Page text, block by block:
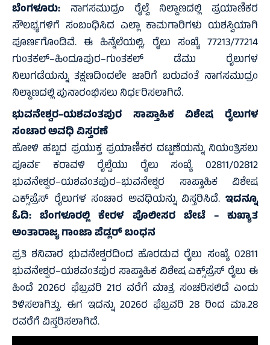
ಬೆಂಗಳೂರು: ನಾಗಸಮುದ್ರಂ ರೈಲ್ವೆ ನಿಲ್ದಾಣದಲ್ಲಿ ಪ್ರಯಾಣಿಕರ
ಸೌಲಭ್ಯಗಳಿಗೆ ಸಂಬಂಧಿಸಿದ ಎಲ್ಲಾ ಕಾಮಗಾರಿಗಳು ಯಶಸ್ವಿಯಾಗಿ
ಪೂರ್ಣಗೊಂಡಿವೆ. ಈ ಹಿನ್ನೆಲೆಯಲ್ಲಿ, ರೈಲು ಸಂಖ್ಯೆ 77213/77214
ಗುಂತಕಲ್–ಹಿಂದೂಪುರ–ಗುಂತಕಲ್ ಡೆಮು ರೈಲುಗಳ
ನಿಲುಗಡೆಯನ್ನು ತಕ್ಷಣದಿಂದಲೇ ಜಾರಿಗೆ ಬರುವಂತೆ ನಾಗಸಮುದ್ರಂ
ನಿಲ್ದಾಣದಲ್ಲಿ ಪುನಾರಂಭಿಸಲು ನಿರ್ಧರಿಸಲಾಗಿದೆ.
ಭುವನೇಶ್ವರ–ಯಶವಂತಪುರ ಸಾಪ್ತಾಹಿಕ ವಿಶೇಷ ರೈಲುಗಳ
ಸಂಚಾರ ಅವಧಿ ವಿಸ್ತರಣೆ
ಹೋಳಿ ಹಬ್ಬದ ಪ್ರಯುಕ್ತ ಪ್ರಯಾಣಿಕರ ದಟ್ಟಣೆಯನ್ನು ನಿಯಂತ್ರಿಸಲು
ಪೂರ್ವ ಕರಾವಳಿ ರೈಲ್ವೆಯು ರೈಲು ಸಂಖ್ಯೆ 02811/02812
ಭುವನೇಶ್ವರ–ಯಶವಂತಪುರ–ಭುವನೇಶ್ವರ ಸಾಪ್ತಾಹಿಕ ವಿಶೇಷ
ಎಕ್ಸ್‌ಪ್ರೆಸ್ ರೈಲುಗಳ ಸಂಚಾರ ಅವಧಿಯನ್ನು ವಿಸ್ತರಿಸಿದೆ. ಇದನ್ನೂ
ಓದಿ:ಬೆಂಗಳೂರಲ್ಲಿ ಕೇರಳ ಪೊಲೀಸರ ಬೇಟೆ – ಕುಖ್ಯಾತ
ಅಂತಾರಾಜ್ಯ ಗಾಂಜಾ ಪೆಡ್ಲರ್‌ ಬಂಧನ
ಪ್ರತಿ ಶನಿವಾರ ಭುವನೇಶ್ವರದಿಂದ ಹೊರಡುವ ರೈಲು ಸಂಖ್ಯೆ 02811
ಭುವನೇಶ್ವರ–ಯಶವಂತಪುರ ಸಾಪ್ತಾಹಿಕ ವಿಶೇಷ ಎಕ್ಸ್‌ಪ್ರೆಸ್ ರೈಲು ಈ
ಹಿಂದೆ 2026ರ ಫೆಬ್ರವರಿ 21ರ ವರೆಗೆ ಮಾತ್ರ ಸಂಚರಿಸಲಿದೆ ಎಂದು
ತಿಳಿಸಲಾಗಿತ್ತು. ಈಗ ಇದನ್ನು 2026ರ ಫೆಬ್ರವರಿ 28 ರಿಂದ ಮಾ.28
ರವರೆಗೆ ವಿಸ್ತರಿಸಲಾಗಿದೆ.